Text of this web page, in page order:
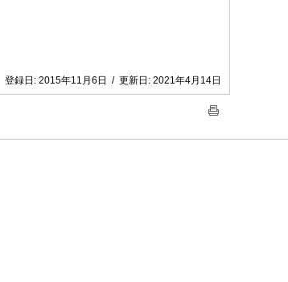
登録日: 2015年11月6日 / 更新日: 2021年4月14日